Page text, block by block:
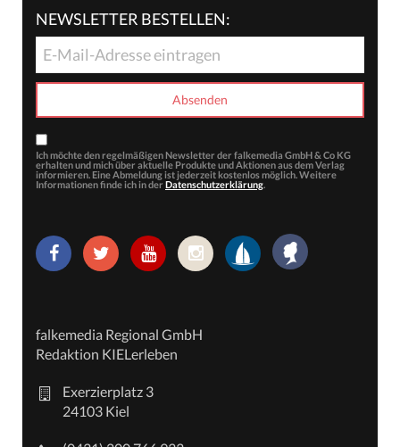
NEWSLETTER BESTELLEN:
Ich möchte den regelmäßigen Newsletter der falkemedia GmbH & Co KG
erhalten und mich über aktuelle Produkte und Aktionen aus dem Verlag
informieren. Eine Abmeldung ist jederzeit kostenlos möglich. Weitere
Informationen finde ich in der Datenschutzerklärung.
falkemedia Regional GmbH
Redaktion KIELerleben
Exerzierplatz 3
24103 Kiel